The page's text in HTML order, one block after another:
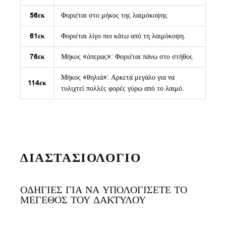
56εκ Φοριέται στο μήκος της λαιμόκοψης
61εκ Φοριέται λίγο πιο κάτω από τη λαιμόκοψη.
76εκ Μήκος «όπερας»: Φοριέται πάνω στο στήθος
114εκ
Μήκος «θηλιά»: Αρκετά μεγάλο για να
τυλιχτεί πολλές φορές γύρω από το λαιμό.
ΔΙΑΣΤΑΣΙΟΛΟΓΙΟ
ΟΔΗΓΙΕΣ ΓΙΑ ΝΑ ΥΠΟΛΟΓΙΣΕΤΕ ΤΟ
ΜΕΓΕΘΟΣ ΤΟΥ ΔΑΚΤΥΛΟΥ